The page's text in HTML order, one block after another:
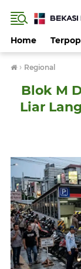
Home
› Regional
Blok M
Liar